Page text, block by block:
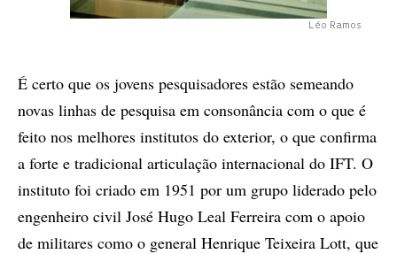
Léo Ramos
É certo que os jovens pesquisadores estão semeando
novas linhas de pesquisa em consonância com o que é
feito nos melhores institutos do exterior, o que confirma
a forte e tradicional articulação internacional do IFT. O
instituto foi criado em 1951 por um grupo liderado pelo
engenheiro civil José Hugo Leal Ferreira com o apoio
de militares como o general Henrique Teixeira Lott, que